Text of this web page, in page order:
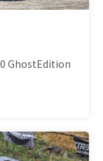
GhostEdition